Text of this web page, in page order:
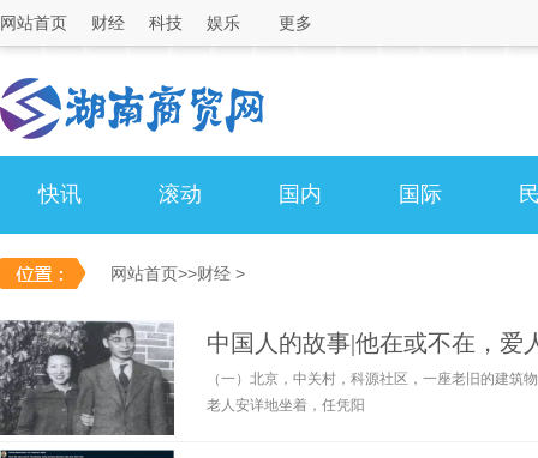
网站首页 财经 科技 娱乐 更多
快讯 滚动 国内 国际
网站首页>>财经 >
中国人的故事|他在或不在，爱
（一）北京，中关村，科源社区，一座老旧的建
老人安详地坐着，任凭阳